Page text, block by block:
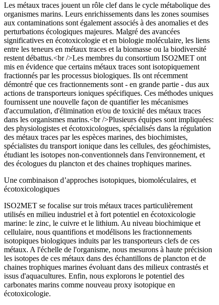
Les métaux traces jouent un rôle clef dans le cycle métabolique des
organismes marins. Leurs enrichissements dans les zones soumises
aux contaminations sont également associés à des anomalies et des
perturbations écologiques majeures. Malgré des avancées
significatives en écotoxicologie et en biologie moléculaire, les liens
entre les teneurs en métaux traces et la biomasse ou la biodiversité
restent débattus.<br />Les membres du consortium ISO2MET ont
mis en évidence que certains métaux traces sont isotopiquement
fractionnés par les processus biologiques. Ils ont récemment
démontré que ces fractionnements sont - en grande partie - dus aux
actions de transporteurs ioniques spécifiques. Ces méthodes uniques
fournissent une nouvelle façon de quantifier les mécanismes
d'accumulation, d'élimination et/ou de toxicité des métaux traces
dans les organismes marins.<br />Plusieurs équipes sont impliquées:
des physiologistes et écotoxicologues, spécialisés dans la régulation
des métaux traces par les espèces marines, des biochimistes,
spécialistes du transport ionique dans les cellules, des géochimistes,
étudiant les isotopes non-conventionnels dans l'environnement, et
des écologues du plancton et des chaines trophiques marines.
Une combinaison d’approches isotopiques, biomoléculaires, et
écotoxicologiques
ISO2MET se focalise sur trois métaux traces particulièrement
utilisés en milieu industriel et à fort potentiel en écotoxicologie
marine: le zinc, le cuivre et le lithium. Au niveau biochimique et
cellulaire, nous quantifions et modélisons les fractionnements
isotopiques biologiques induits par les transporteurs clefs de ces
métaux. A l'échelle de l'organisme, nous mesurons à haute précision
les isotopes de ces métaux dans des échantillons de plancton et de
chaines trophiques marines évoluant dans des milieux contrastés et
issus d'aquacultures. Enfin, nous explorons le potentiel des
carbonates marins comme nouveau proxy isotopique en
écotoxicologie.